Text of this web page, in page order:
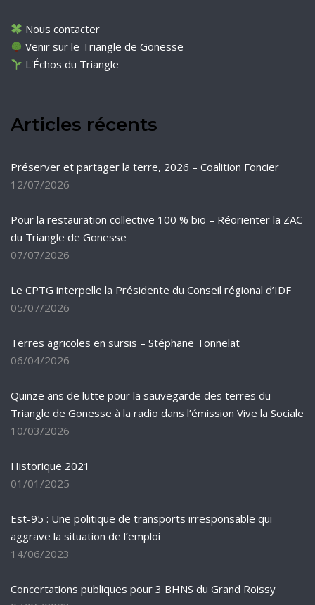
Nous contacter
Venir sur le Triangle de Gonesse
L'Échos du Triangle
Articles récents
Préserver et partager la terre, 2026 – Coalition Foncier
12/07/2026
Pour la restauration collective 100 % bio – Réorienter la ZAC
du Triangle de Gonesse
07/07/2026
Le CPTG interpelle la Présidente du Conseil régional d’IDF
05/07/2026
Terres agricoles en sursis – Stéphane Tonnelat
06/04/2026
Quinze ans de lutte pour la sauvegarde des terres du
Triangle de Gonesse à la radio dans l’émission Vive la Sociale
10/03/2026
Historique 2021
01/01/2025
Est-95 : Une politique de transports irresponsable qui
aggrave la situation de l’emploi
14/06/2023
Concertations publiques pour 3 BHNS du Grand Roissy